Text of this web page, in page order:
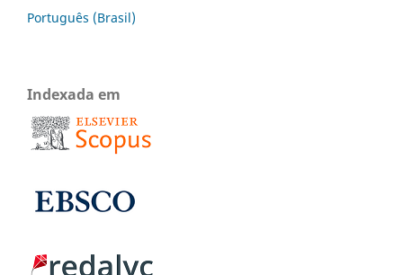
Português (Brasil)
Indexada em